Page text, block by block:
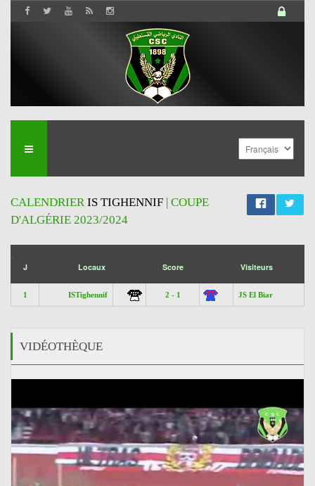
CALENDRIERIS TIGHENNIF | COUPE
D'ALGÉRIE 2023/2024
J Locaux Score Visiteurs
1 ISTighennif 2 - 1 JS El Biar
VIDÉOTHÈQUE